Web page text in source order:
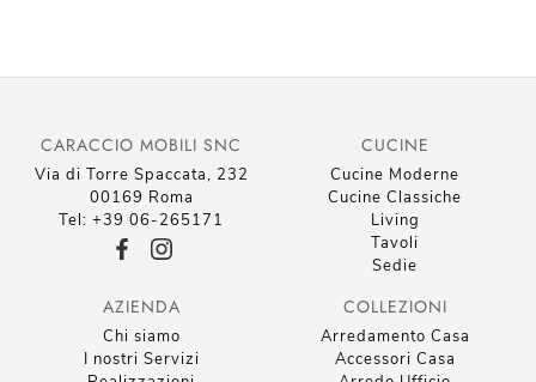
CARACCIO MOBILI SNC
Via di Torre Spaccata, 232
00169 Roma
Tel: +39 06-265171
CUCINE
Cucine Moderne
Cucine Classiche
Living
Tavoli
Sedie
AZIENDA
Chi siamo
I nostri Servizi
COLLEZIONI
Arredamento Casa
Accessori Casa